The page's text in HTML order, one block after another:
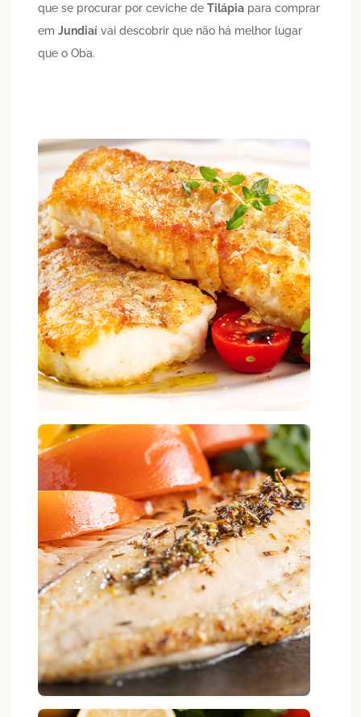
que se procurar por ceviche deTilápia para comprar
emJundiaí vai descobrir que não há melhor lugar
que o Oba.